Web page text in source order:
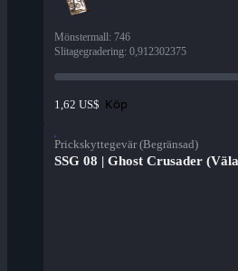
Mönstermall: 746
Slitagegradering: 0,912302375
1,62 US$ Köp
Prickskyttegevär (Begränsad)
SSG 08 | Ghost Crusader